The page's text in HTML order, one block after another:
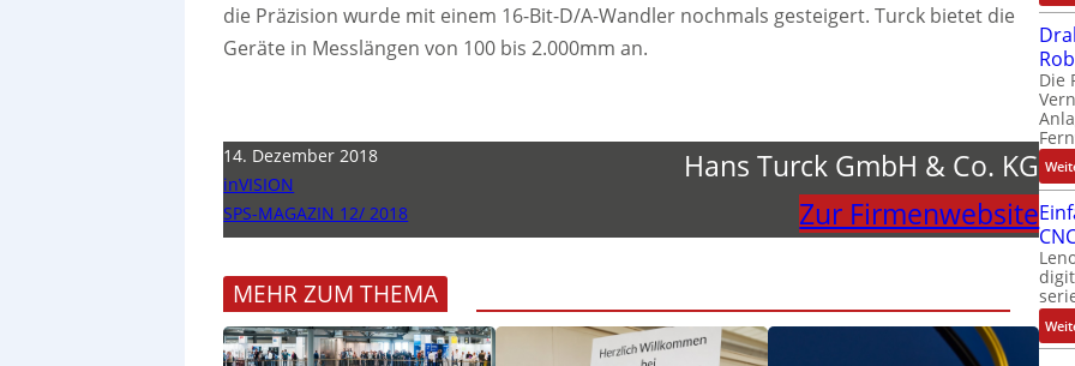
die Präzision wurde mit einem 16-Bit-D/A-Wandler nochmals gesteigert. Turck bietet die
Geräte in Messlängen von 100 bis 2.000mm an.
14. Dezember 2018
inVISION
SPS-MAGAZIN 12/ 2018
Hans Turck GmbH & Co. KG
Zur Firmenwebsite
MEHR ZUM THEMA
Die